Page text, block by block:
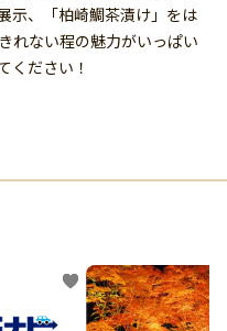
示、「柏崎鯛茶漬け」をは
れない程の魅力がいっぱい
ください！